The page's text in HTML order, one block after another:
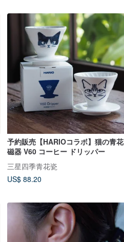
予約販売【HARIOコラボ】猫の青花
磁器 V60 コーヒー ドリッパー
三星四季青花瓷
US$ 88.20